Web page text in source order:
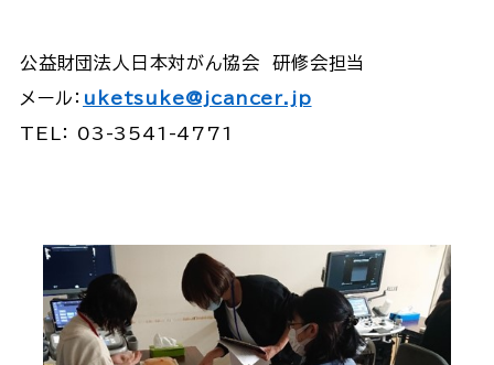
公益財団法人日本対がん協会 研修会担当
メール： uketsuke@jcancer.jp
TEL： 03-3541-4771